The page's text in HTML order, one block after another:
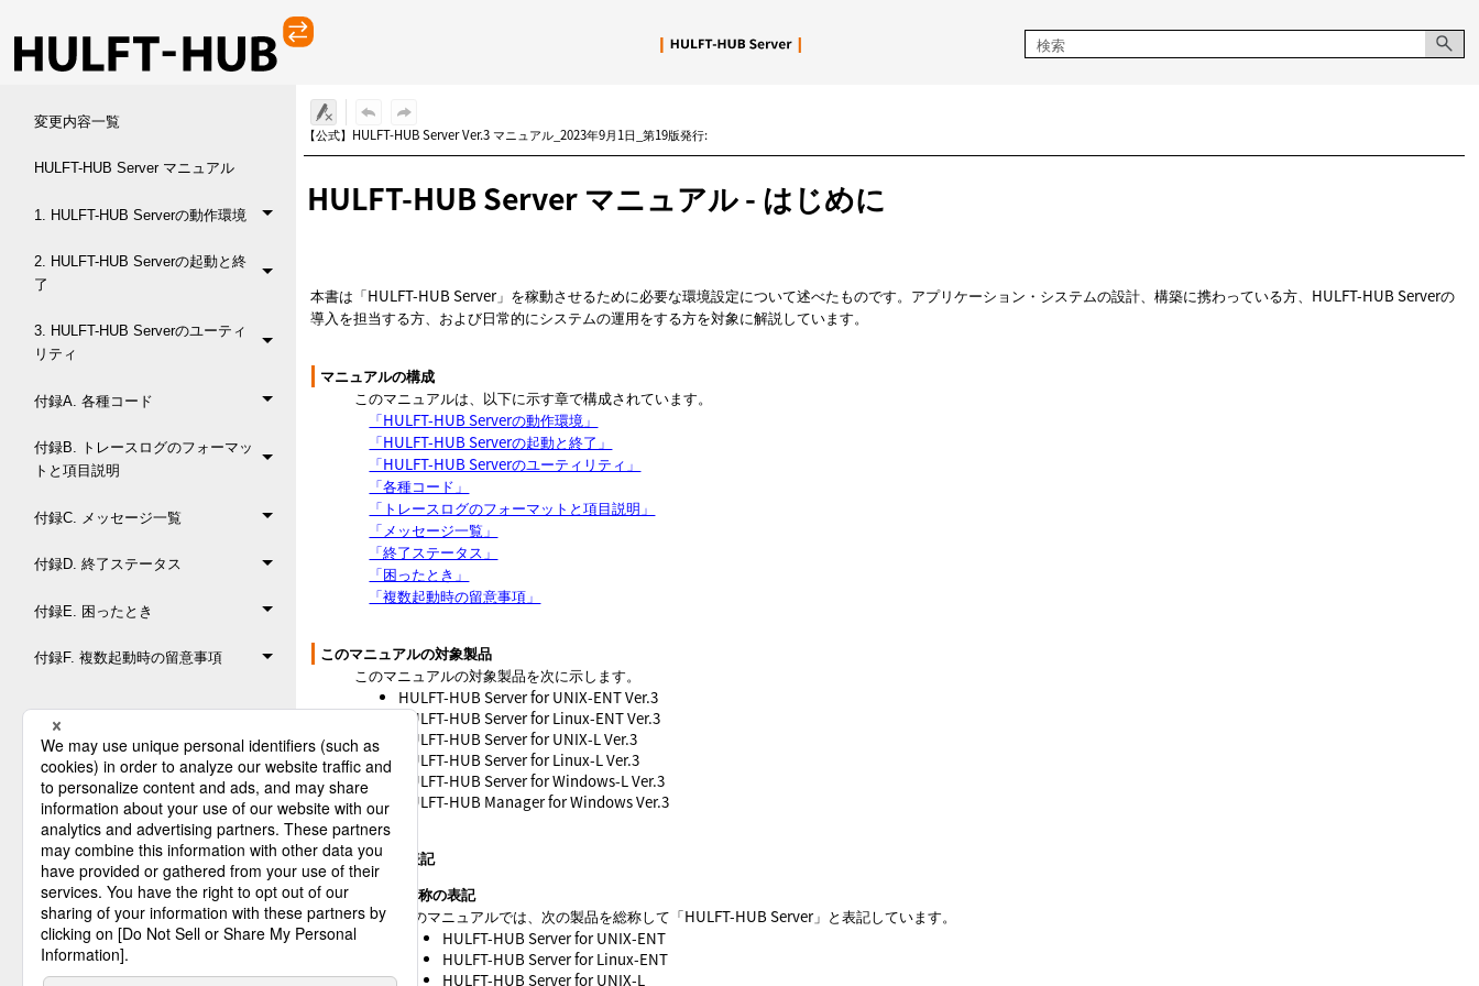
変更内容一覧
HULFT-HUB Server マニュアル
1. HULFT-HUB Serverの動作環境
2. HULFT-HUB Serverの起動と終
了
3. HULFT-HUB Serverのユーティ
リティ
付録A. 各種コード
付録B. トレースログのフォーマッ
トと項目説明
付録C. メッセージ一覧
付録D. 終了ステータス
付録E. 困ったとき
付録F. 複数起動時の留意事項
【公式】HULFT-HUB Server Ver.3 マニュアル_2023年9月1日_第19版発行:
HULFT-HUB Server マニュアル- はじめに
本書は「HULFT-HUB Server」を稼動させるために必要な環境設定について述べたものです。アプリケーション・システムの設計、構築に携わっている方、HULFT-HUB Serverの
導入を担当する方、および日常的にシステムの運用をする方を対象に解説しています。
マニュアルの構成
このマニュアルは、以下に示す章で構成されています。
「HULFT-HUB Serverの動作環境」
「HULFT-HUB Serverの起動と終了」
「HULFT-HUB Serverのユーティリティ」
「各種コード」
「トレースログのフォーマットと項目説明」
「メッセージ一覧」
「終了ステータス」
「困ったとき」
「複数起動時の留意事項」
このマニュアルの対象製品
このマニュアルの対象製品を次に示します。
HULFT-HUB Server for UNIX-ENT Ver.3
HULFT-HUB Server for Linux-ENT Ver.3
HULFT-HUB Server for UNIX-L Ver.3
HULFT-HUB Server for Linux-L Ver.3
HULFT-HUB Server for Windows-L Ver.3
HULFT-HUB Manager for Windows Ver.3
マニュアルの表記
製品名称の表記
このマニュアルでは、次の製品を総称して「HULFT-HUB Server」と表記しています。
HULFT-HUB Server for UNIX-ENT
HULFT-HUB Server for Linux-ENT
HULFT-HUB Server for UNIX-L